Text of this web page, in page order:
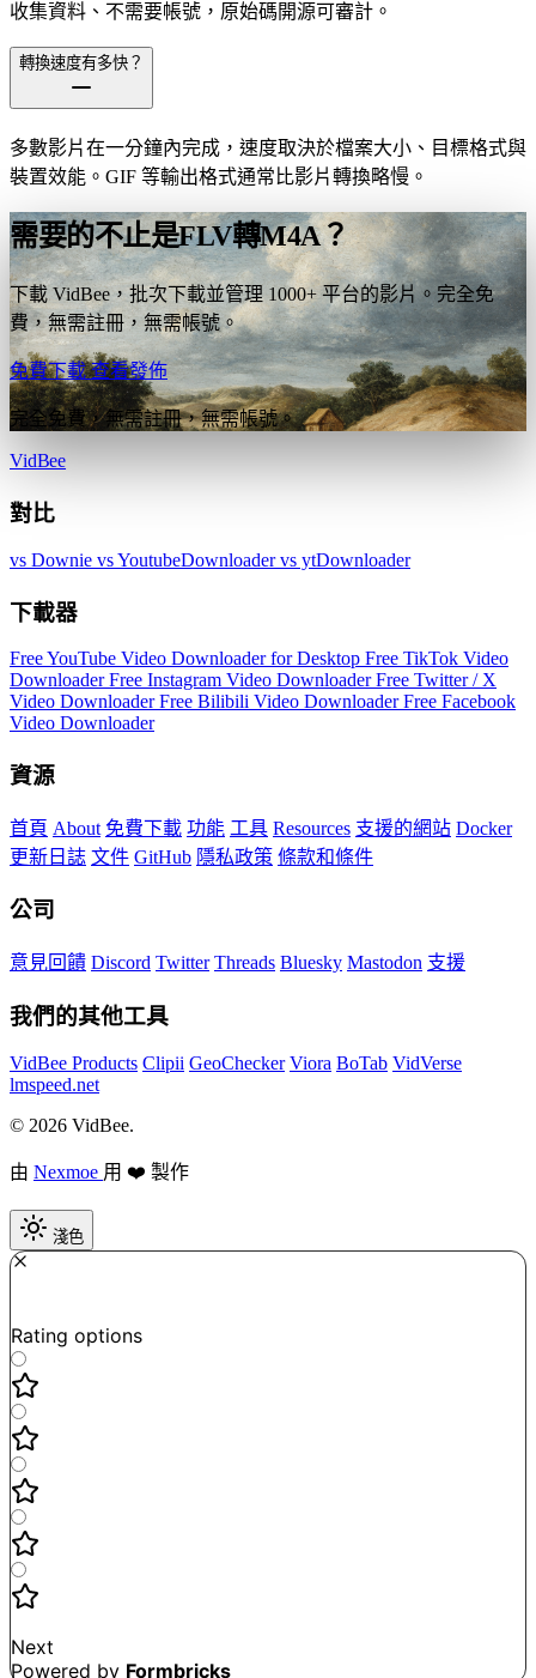
收集資料、不需要帳號，原始碼開源可審計。
轉換速度有多快？
多數影片在一分鐘內完成，速度取決於檔案大小、目標格式與
裝置效能。GIF 等輸出格式通常比影片轉換略慢。
需要的不止是FLV轉M4A？
下載 VidBee，批次下載並管理 1000+ 平台的影片。完全免
費，無需註冊，無需帳號。
免費下載查看發佈
完全免費，無需註冊，無需帳號。
VidBee
對比
vs Downie vs YoutubeDownloadervs ytDownloader
下載器
Free YouTube Video Downloader for Desktop Free TikTok Video
DownloaderFree Instagram Video DownloaderFree Twitter / X
Video DownloaderFree Bilibili Video DownloaderFree Facebook
Video Downloader
資源
首頁 About 免費下載 功能 工具 Resources 支援的網站 Docker
更新日誌 文件 GitHub 隱私政策 條款和條件
公司
意見回饋 Discord Twitter Threads Bluesky Mastodon 支援
我們的其他工具
VidBee Products Clipii GeoChecker Viora BoTab VidVerse
lmspeed.net
© 2026 VidBee.
由 Nexmoe 用 ❤️ 製作
淺色
Rating options
Next
Powered by Formbricks